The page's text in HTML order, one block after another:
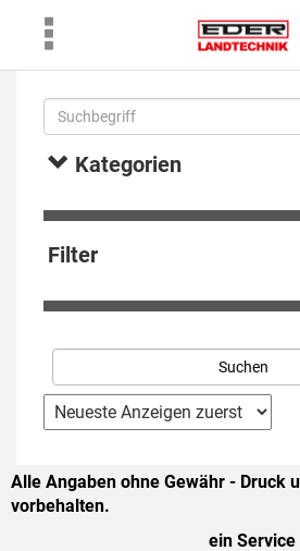
Kategorien
Filter
Alle Angaben ohne Gewähr - Druck
vorbehalten.
ein Service